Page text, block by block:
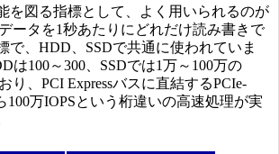
を図る指標として、よく用いられるのが
データを1秒あたりにどれだけ読み書きで
で、HDD、SSDで共通に使われていま
は100～300、SSDでは1万～100万の
り、PCI Expressバスに直結するPCIe-
100万IOPSという桁違いの高速処理が実